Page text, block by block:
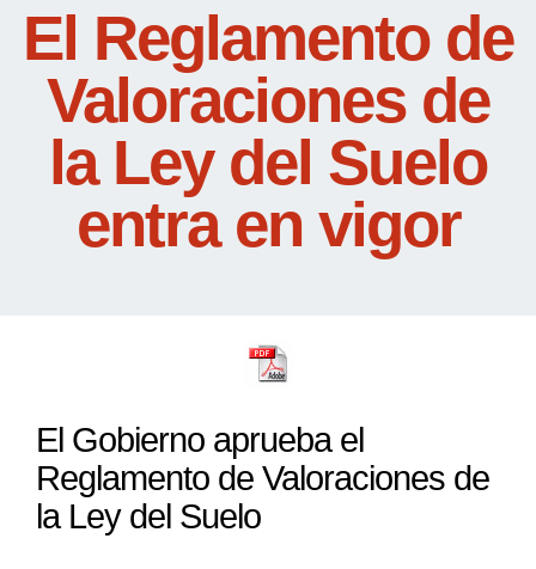
El Reglamento de
Valoraciones de
la Ley del Suelo
entra en vigor
El Gobierno aprueba el
Reglamento de Valoraciones de
la Ley del Suelo